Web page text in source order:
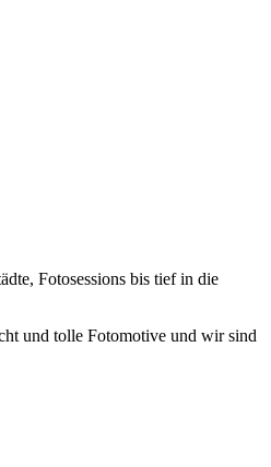
Fotosessions bis tief in die
und tolle Fotomotive und wir sind